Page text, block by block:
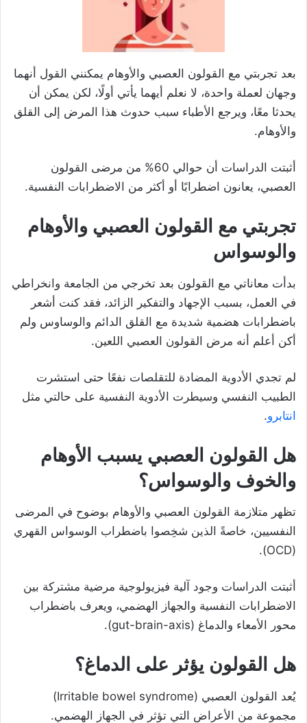
بعد تجربتي مع القولون العصبي والأوهام يمكنني القول أنهما
وجهان لعملة واحدة، لا نعلم أيهما يأتي أولًا، لكن يمكن أن
يحدثا معًا، ويرجع الأطباء سبب حدوث هذا المرض إلى القلق
والأوهام.
أثبتت الدراسات أن حوالي 60%‎ من مرضى القولون
العصبي، يعانون اضطرابًا أو أكثر من الاضطرابات النفسية.
تجربتي مع القولون العصبي والأوهام
والوسواس
بدأت معاناتي مع القولون بعد تخرجي من الجامعة وانخراطي
في العمل، بسبب الإجهاد والتفكير الزائد، فقد كنت أشعر
باضطرابات هضمية شديدة مع القلق الدائم والوساوس ولم
أكن أعلم أنه مرض القولون العصبي اللعين.
لم تجدي الأدوية المضادة للتقلصات نفعًا حتى استشرت
الطبيب النفسي وسيطرت الأدوية النفسية على حالتي مثل
انتابرو.
هل القولون العصبي يسبب الأوهام
والخوف والوسواس؟
تظهر متلازمة القولون العصبي والأوهام بوضوح في المرضى
النفسيين، خاصةً الذين شخِصوا باضطراب الوسواس القهري
(OCD).
أثبتت الدراسات وجود آلية فيزيولوجية مرضية مشتركة بين
الاضطرابات النفسية والجهاز الهضمي، ويعرف باضطراب
محور الأمعاء والدماغ (gut-brain-axis).
هل القولون يؤثر على الدماغ؟
يُعد القولون العصبي (Irritable bowel syndrome)
مجموعة من الأعراض التي تؤثر في الجهاز الهضمي.